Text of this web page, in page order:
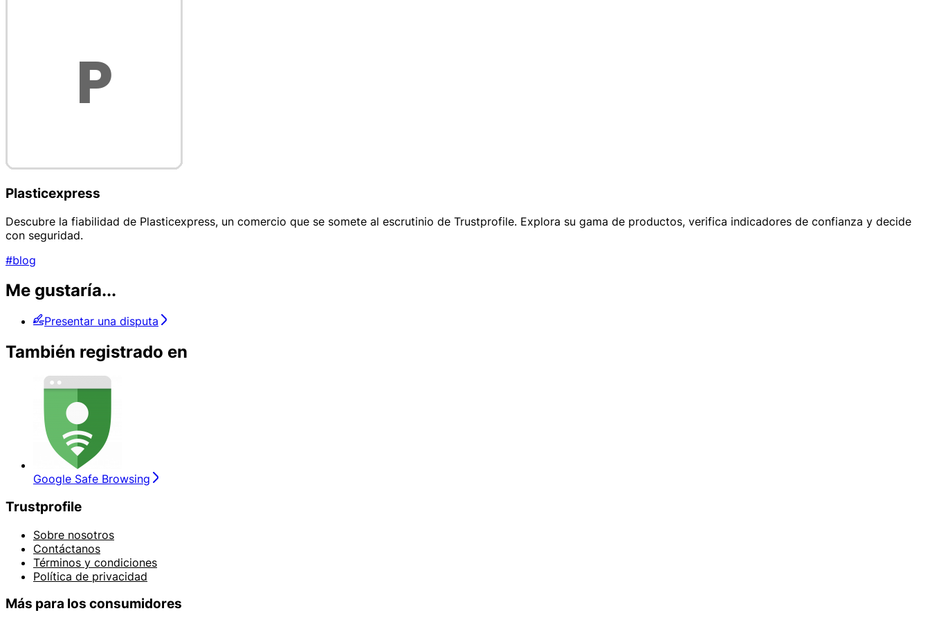
Plasticexpress
Descubre la fiabilidad de Plasticexpress, un comercio que se somete al escrutinio de Trustprofile. Explora su gama de productos, verifica indicadores de confianza y decide
con seguridad.
#blog
Me gustaría...
Presentar una disputa
También registrado en
Google Safe Browsing
Trustprofile
Sobre nosotros
Contáctanos
Términos y condiciones
Política de privacidad
Más para los consumidores